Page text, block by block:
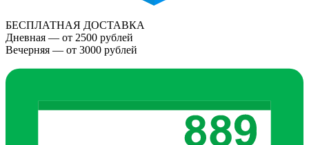
БЕСПЛАТНАЯ ДОСТАВКА
Дневная — от 2500 рублей
Вечерняя — от 3000 рублей